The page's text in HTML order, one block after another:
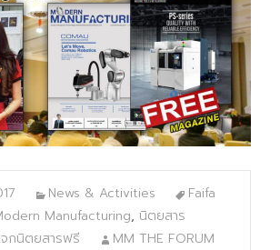
News & Activities
Faifa
Manufacturing, นิตยสาร
กนิตยสารฟรี
MM THE FORUM